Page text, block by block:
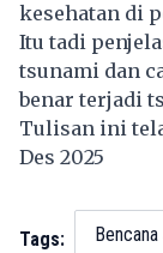
kesehatan di
Itu tadi
tsunami dan
benar terjadi
Tulisan ini
Des 2025
Tags: